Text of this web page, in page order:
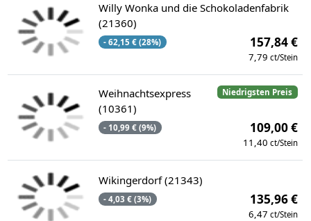
Willy Wonka und die Schokoladenfabrik
(21360)
- 62,15 € (28%) 157,84 €
7,79 ct/Stein
Niedrigsten Preis
Weihnachtsexpress
(10361)
- 10,99 € (9%) 109,00 €
11,40 ct/Stein
Wikingerdorf (21343)
- 4,03 € (3%) 135,96 €
6,47 ct/Stein